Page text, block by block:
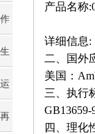
产品名称
详细信息:
二、国外
美国：
三、执行
GB13659-
四、理化